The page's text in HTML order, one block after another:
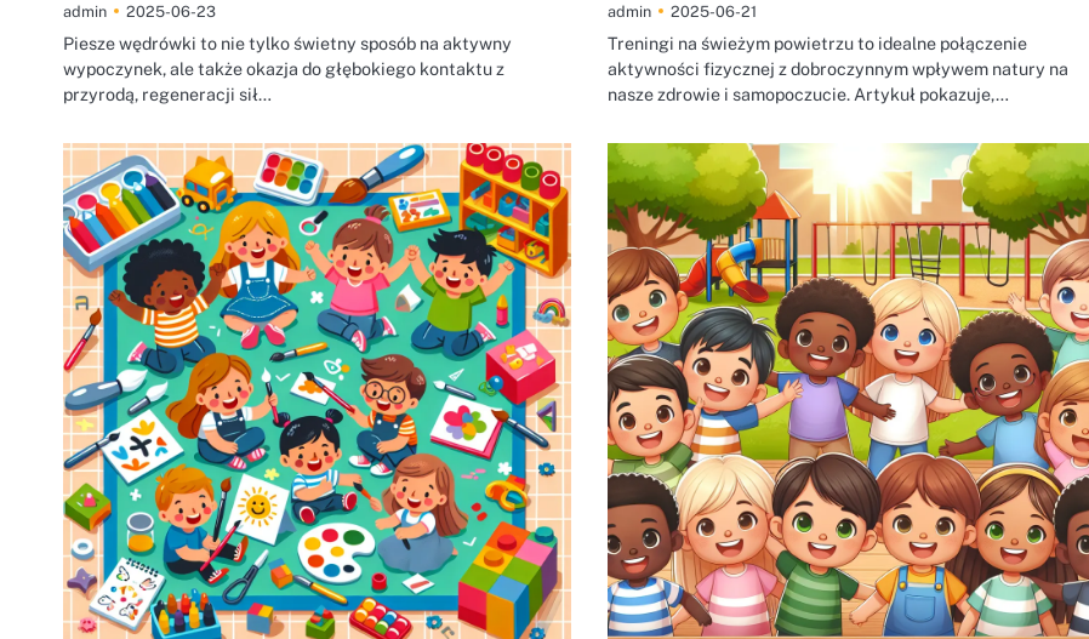
admin 2025-06-23
Piesze wędrówki to nie tylko świetny sposób na aktywny
wypoczynek, ale także okazja do głębokiego kontaktu z
przyrodą, regeneracji sił…
admin 2025-06-21
Treningi na świeżym powietrzu to idealne połączenie
aktywności fizycznej z dobroczynnym wpływem natury na
nasze zdrowie i samopoczucie. Artykuł pokazuje,…